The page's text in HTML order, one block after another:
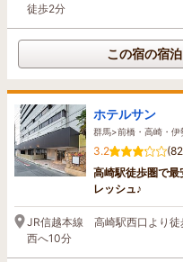
徒歩2分
この宿の宿
ホテルサン
群馬>前橋・高崎・伊
3.2
高崎駅徒歩圏で
レッシュ♪
JR信越本線 高崎駅西口より
西へ10分